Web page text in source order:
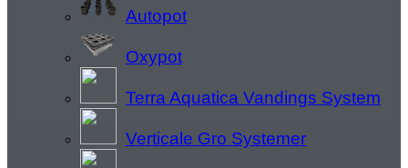
Autopot
Oxypot
Terra Aquatica Vandings System
Verticale Gro Systemer